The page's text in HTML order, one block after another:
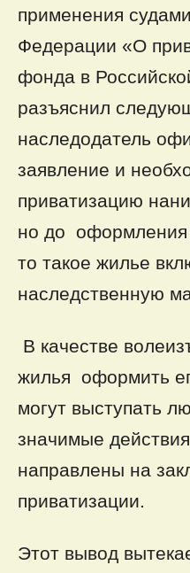
применения
Федерации «О
фонда в
разъяснил
наследодатель
заявление и
приватизацию
но до оформления
то такое жилье
наследственную
В качестве
жилья оформить
могут выступать
значимые
направлены на
приватизации.
Этот вывод